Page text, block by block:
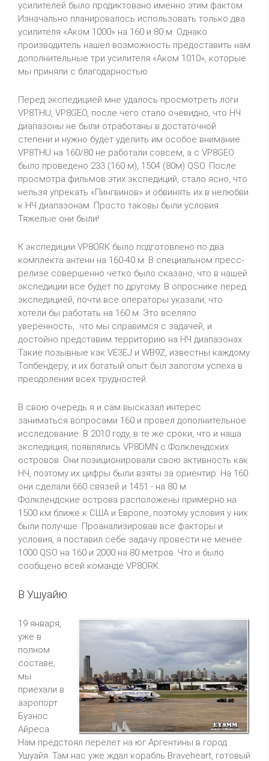
усилителей было продиктовано именно этим фактом.
Изначально планировалось использовать только два
усилителя «Аком 1000» на 160 и 80 м. Однако
производитель нашел возможность предоставить нам
дополнительные три усилителя «Аком 1010», которые
мы приняли с благодарностью.
Перед экспедицией мне удалось просмотреть логи
VP8THU, VP8GEO, после чего стало очевидно, что НЧ
диапазоны не были отработаны в достаточной
степени и нужно будет уделить им особое внимание.
VP8THU на 160/80 не работали совсем, а с VP8GEO
было проведено 233 (160 м), 1504 (80м) QSO. После
просмотра фильмов этих экспедиций, стало ясно, что
нельзя упрекать «Пингвинов» и обвинять их в нелюбви
к НЧ диапазонам. Просто таковы были условия.
Тяжелые они были!
К экспедиции VP8ORK было подготовлено по два
комплекта антенн на 160-40 м. В специальном пресс-
релизе совершенно четко было сказано, что в нашей
экспедиции все будет по другому. В опроснике перед
экспедицией, почти все операторы указали, что
хотели бы работать на 160 м. Это вселяло
уверенность, что мы справимся с задачей, и
достойно представим территорию на НЧ диапазонах.
Такие позывные как VE3EJ и WB9Z, известны каждому
Топбендеру, и их богатый опыт был залогом успеха в
преодолении всех трудностей.
В свою очередь я и сам высказал интерес
заниматься вопросами 160 и провел дополнительное
исследование. В 2010 году, в те же сроки, что и наша
экспедиция, появлялись VP8DMN с Фолклендских
островов. Они позиционировали свою активность как
НЧ, поэтому их цифры были взяты за ориентир. На 160
они сделали 660 связей и 1451 - на 80 м.
Фолклендские острова расположены примерно на
1500 км ближе к США и Европе, поэтому условия у них
были получше. Проанализировав все факторы и
условия, я поставил себе задачу провести не менее
1000 QSO на 160 и 2000 на 80 метров. Что и было
сообщено всей команде VP8ORK.
В Ушуайю
19 января,
уже в
полном
составе,
мы
приехали в
аэропорт
Буэнос
Айреса.
Нам предстоял перелет на юг Аргентины в город
Ушуайя. Там нас уже ждал корабль Braveheart, готовый